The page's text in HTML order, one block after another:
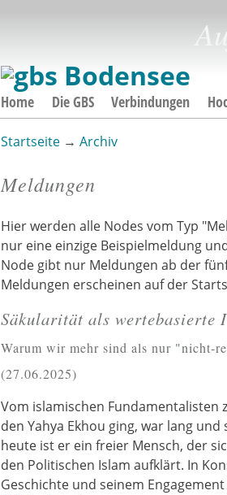
Home Die GBS Verbindungen
Startseite→ Archiv
Meldungen
Hier werden alle Nodes vom Typ
nur eine einzige Beispielmeldung
Node gibt nur Meldungen ab der
Meldungen erscheinen auf der
Säkularität als wertebasierte
Warum wir mehr sind als nur "nicht-
27.06.2025
Vom islamischen Fundamentalisten
den Yahya Ekhou ging, war lang
heute ist er ein freier Mensch, der
den Politischen Islam aufklärt. In
Geschichte und seinem
Seiten